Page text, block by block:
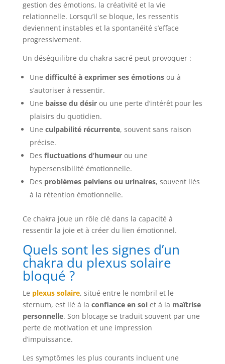
gestion des émotions, la créativité et la vie
relationnelle. Lorsqu’il se bloque, les ressentis
deviennent instables et la spontanéité s’efface
progressivement.
Un déséquilibre du chakra sacré peut provoquer :
Une difficulté à exprimer ses émotionsou à
s’autoriser à ressentir.
Une baisse du désirou une perte d’intérêt pour les
plaisirs du quotidien.
Une culpabilité récurrente, souvent sans raison
précise.
Des fluctuations d’humeurou une
hypersensibilité émotionnelle.
Des problèmes pelviens ou urinaires, souvent liés
à la rétention émotionnelle.
Ce chakra joue un rôle clé dans la capacité à
ressentir la joie et à créer du lien émotionnel.
Quels sont les signes d’un
chakra du plexus solaire
bloqué ?
Le plexus solaire, situé entre le nombril et le
sternum, est lié à la confiance en soiet à la maîtrise
personnelle. Son blocage se traduit souvent par une
perte de motivation et une impression
d’impuissance.
Les symptômes les plus courants incluent une